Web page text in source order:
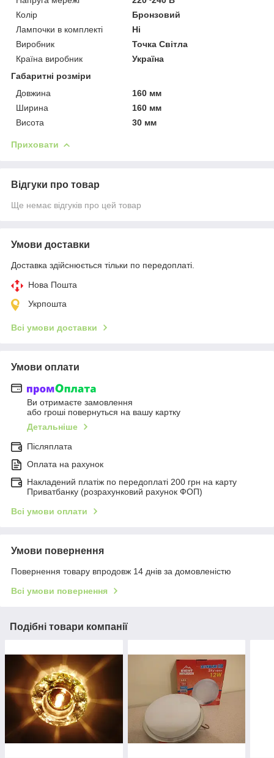
Колір
Бронзовий
Лампочки в комплекті
Ні
Виробник
Точка Світла
Країна виробник
Україна
Габаритні розміри
Довжина
160 мм
Ширина
160 мм
Висота
30 мм
Приховати
Відгуки про товар
Ще немає відгуків про цей товар
Умови доставки
Доставка здійснюється тільки по передоплаті.
Нова Пошта
Укрпошта
Всі умови доставки
Умови оплати
Ви отримаєте замовлення
або гроші повернуться на вашу картку
Детальніше
Післяплата
Оплата на рахунок
Накладений платіж по передоплаті 200 грн на карту
Приватбанку (розрахунковий рахунок ФОП)
Всі умови оплати
Умови повернення
Повернення товару впродовж 14 днів за домовленістю
Всі умови повернення
Подібні товари компанії